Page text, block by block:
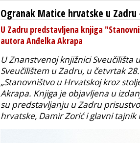
Ogranak Matice hrvatske u Zadru
U Zadru predstavljena knjiga
autora Anđelka Akrapa
U Znanstvenoj knjižnici Sveučilišta
Sveučilištem u Zadru, u četvrtak
„Stanovništvo u Hrvatskoj kroz
Akrapa. Knjiga je objavljena u
su predstavljanju u Zadru
hrvatske, Damir Zorić iglavni tajnik